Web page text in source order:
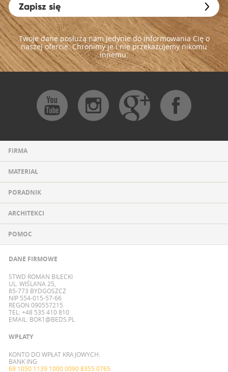
Zapisz się
Twoje dane posłużą nam jedynie do informowania Cię o
naszej ofercie. Chronimy je i nie przekazujemy nikomu
innemu.
FIRMA
MATERIAŁ
PORADNIK
ARCHITEKCI
POMOC
DANE FIRMOWE
STWD ROMAN BILECKI
UL. WIŚLANA 25,
85-773 BYDGOSZCZ
NIP 554-015-57-66
REGON 090557215
TEL: +48 535 410 810
EMAIL: BOK1@BEDS.PL
WPŁATY
KONTO DO WPŁAT KRAJOWYCH:
BANK ING
69 1050 1139 1000 0090 8355 0765